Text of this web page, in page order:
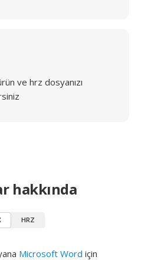
ve hrz dosyanızı
hakkında
HRZ
Microsoft Word için